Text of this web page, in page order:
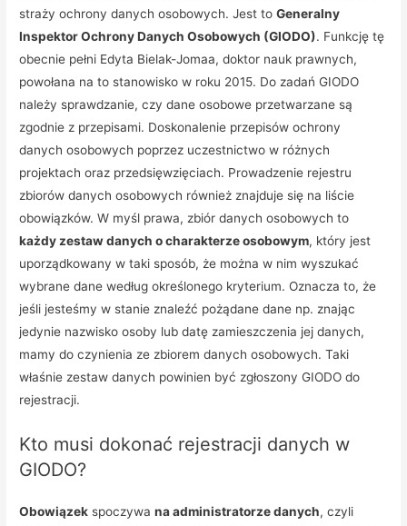
straży ochrony danych osobowych. Jest toGeneralny
Inspektor Ochrony Danych Osobowych (GIODO). Funkcję tę
obecnie pełni Edyta Bielak-Jomaa, doktor nauk prawnych,
powołana na to stanowisko w roku 2015. Do zadań GIODO
należy sprawdzanie, czy dane osobowe przetwarzane są
zgodnie z przepisami. Doskonalenie przepisów ochrony
danych osobowych poprzez uczestnictwo w różnych
projektach oraz przedsięwzięciach. Prowadzenie rejestru
zbiorów danych osobowych również znajduje się na liście
obowiązków. W myśl prawa, zbiór danych osobowych to
każdy zestaw danych o charakterze osobowym, który jest
uporządkowany w taki sposób, że można w nim wyszukać
wybrane dane według określonego kryterium. Oznacza to, że
jeśli jesteśmy w stanie znaleźć pożądane dane np. znając
jedynie nazwisko osoby lub datę zamieszczenia jej danych,
mamy do czynienia ze zbiorem danych osobowych. Taki
właśnie zestaw danych powinien być zgłoszony GIODO do
rejestracji.
Kto musi dokonać rejestracji danych w
GIODO?
Obowiązek spoczywana administratorze danych, czyli